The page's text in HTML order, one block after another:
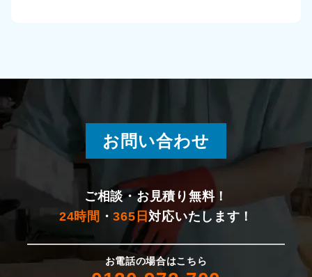
お問い合わせ
ご相談・お見積り無料！
24時間 ・365日対応いたします！
お電話の場合はこちら